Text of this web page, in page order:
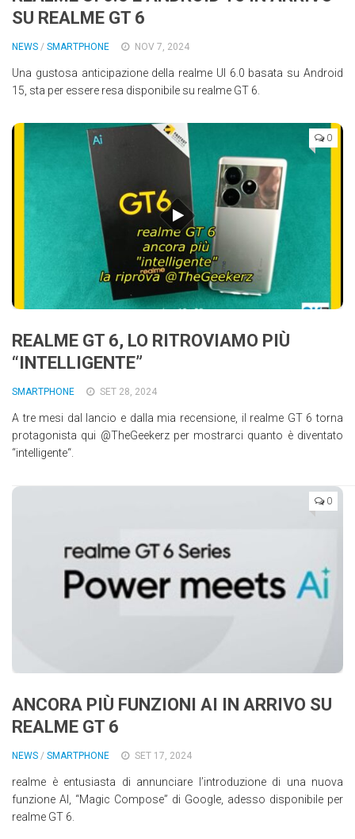
Wearable
Chi siamo
Contattaci
SU REALME GT 6
NEWS / SMARTPHONE NOV 7, 2024
Una gustosa anticipazione della realme UI 6.0 basata su Android
15, sta per essere resa disponibile su realme GT 6.
0
REALME GT 6, LO RITROVIAMO PIÙ
“INTELLIGENTE”
SMARTPHONE SET 28, 2024
A tre mesi dal lancio e dalla mia recensione, il realme GT 6 torna
protagonista qui @TheGeekerz per mostrarci quanto è diventato
“intelligente“.
0
ANCORA PIÙ FUNZIONI AI IN ARRIVO SU
REALME GT 6
NEWS / SMARTPHONE SET 17, 2024
realme è entusiasta di annunciare l’introduzione di una nuova
funzione AI, “Magic Compose” di Google, adesso disponibile per
realme GT 6.